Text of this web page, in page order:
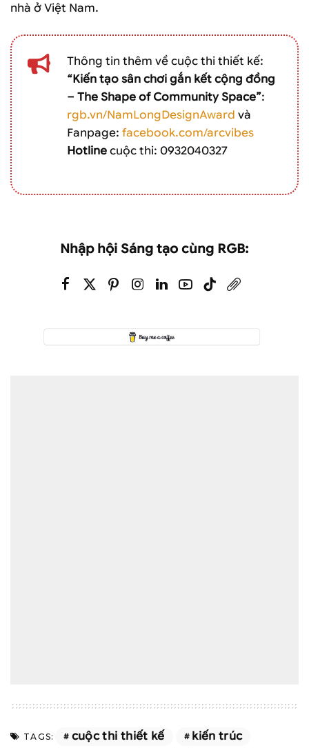
nhà ở Việt Nam.
Thông tin thêm về cuộc thi thiết kế:
“Kiến tạo sân chơi gắn kết cộng đồng
– The Shape of Community Space”:
rgb.vn/NamLongDesignAward và
Fanpage: facebook.com/arcvibes
Hotlinecuộc thi: 0932040327
Nhập hội Sáng tạo cùng RGB:
TAGS: cuộc thi thiết kế
kiến trúc